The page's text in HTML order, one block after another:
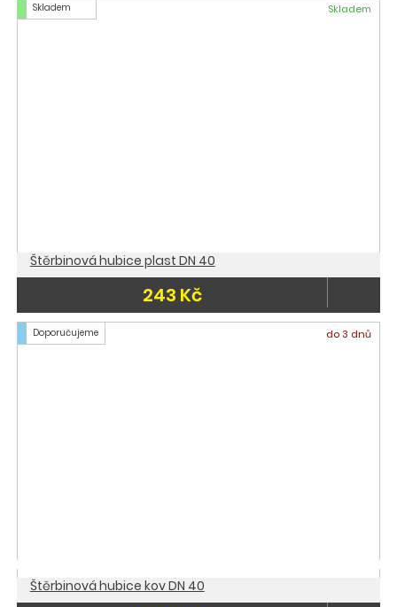
Skladem Skladem
Štěrbinová hubice plast DN 40
243 Kč
Doporučujeme do 3 dnů
Štěrbinová hubice kov DN 40